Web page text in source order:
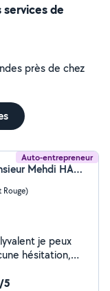
de
près de chez
Auto-entrepreneur
Mehdi Hamou-mamar (Monsieur Mehdi HAMOU-MAMAR)
Rouge)
je peux
hésitation,
5